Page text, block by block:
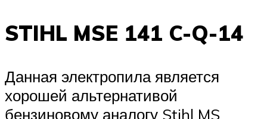
STIHL MSE 141 C-Q-14
Данная электропила является
хорошей альтернативой
бензиновому аналогу Stihl MS